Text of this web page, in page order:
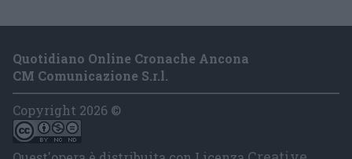
Quotidiano Online Cronache Ancona
CM Comunicazione S.r.l.
Copyright 2026 ©